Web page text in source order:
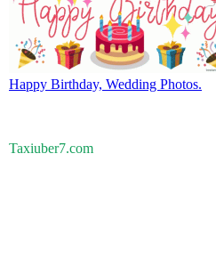
Happy Birthday, Wedding Photos.
Taxiuber7.com